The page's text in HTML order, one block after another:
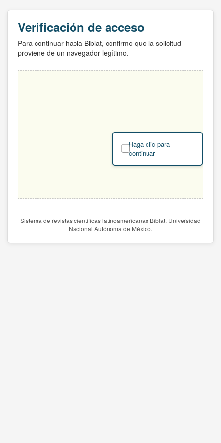
Verificación de acceso
Para continuar hacia Biblat, confirme que la solicitud
proviene de un navegador legítimo.
Haga clic para
continuar
Sistema de revistas científicas latinoamericanas Biblat. Universidad
Nacional Autónoma de México.